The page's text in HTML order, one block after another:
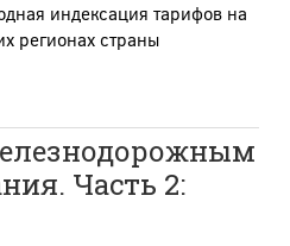
индексация тарифов на
регионах страны
Часть 2: